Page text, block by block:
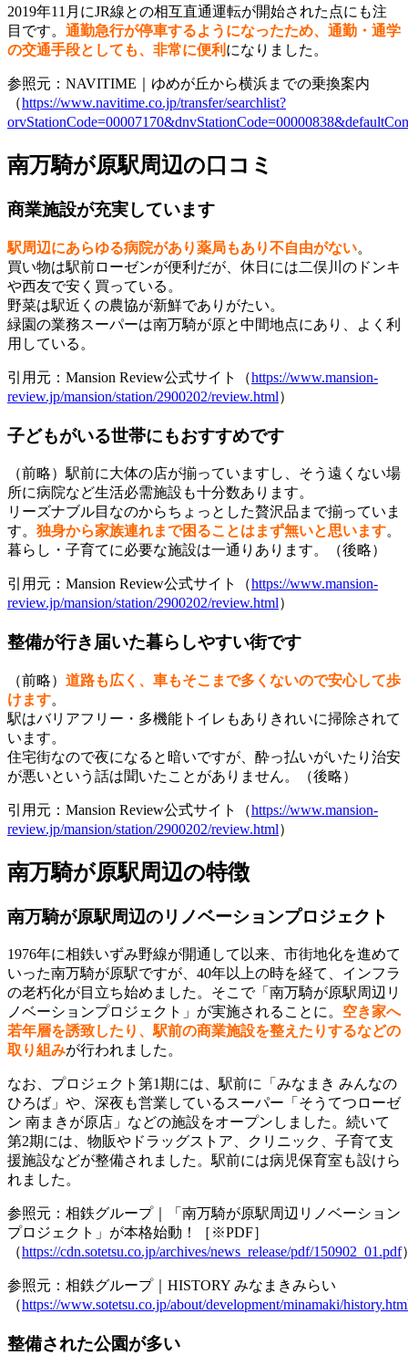
2019年11月にJR線との相互直通運転が開始された点にも注
目です。 通勤急行が停車するようになったため、通勤・通学
の交通手段としても、非常に便利 になりました。
参照元：NAVITIME｜ゆめが丘から横浜までの乗換案内
（https://www.navitime.co.jp/transfer/searchlist?
南万騎が原駅周辺の口コミ
商業施設が充実しています
駅周辺にあらゆる病院があり薬局もあり不自由がない。
買い物は駅前ローゼンが便利だが、休日には二俣川のドンキ
や西友で安く買っている。
野菜は駅近くの農協が新鮮でありがたい。
緑園の業務スーパーは南万騎が原と中間地点にあり、よく利
用している。
引用元：Mansion Review公式サイト（https://www.mansion-
review.jp/mansion/station/2900202/review.html）
子どもがいる世帯にもおすすめです
（前略）駅前に大体の店が揃っていますし、そう遠くない場
所に病院など生活必需施設も十分数あります。
リーズナブル目なのからちょっとした贅沢品まで揃っていま
す。 独身から家族連れまで困ることはまず無いと思います。
暮らし・子育てに必要な施設は一通りあります。（後略）
引用元：Mansion Review公式サイト（https://www.mansion-
review.jp/mansion/station/2900202/review.html）
整備が行き届いた暮らしやすい街です
（前略） 道路も広く、車もそこまで多くないので安心して歩
けます。
駅はバリアフリー・多機能トイレもありきれいに掃除されて
います。
住宅街なので夜になると暗いですが、酔っ払いがいたり治安
が悪いという話は聞いたことがありません。（後略）
引用元：Mansion Review公式サイト（https://www.mansion-
review.jp/mansion/station/2900202/review.html）
南万騎が原駅周辺の特徴
南万騎が原駅周辺のリノベーションプロジェクト
1976年に相鉄いずみ野線が開通して以来、市街地化を進めて
いった南万騎が原駅ですが、40年以上の時を経て、インフラ
の老朽化が目立ち始めました。そこで「南万騎が原駅周辺リ
ノベーションプロジェクト」が実施されることに。 空き家へ
若年層を誘致したり、駅前の商業施設を整えたりするなどの
取り組みが行われました。
なお、プロジェクト第1期には、駅前に「みなまき みんなの
ひろば」や、深夜も営業しているスーパー「そうてつローゼ
ン 南まきが原店」などの施設をオープンしました。続いて
第2期には、物販やドラッグストア、クリニック、子育て支
援施設などが整備されました。駅前には病児保育室も設けら
れました。
参照元：相鉄グループ｜「南万騎が原駅周辺リノベーション
プロジェクト」が本格始動！［※PDF］
（https://cdn.sotetsu.co.jp/archives/news_release/pdf/150902_01.pdf
参照元：相鉄グループ｜HISTORY みなまきみらい
（https://www.sotetsu.co.jp/about/development/minamaki/
整備された公園が多い